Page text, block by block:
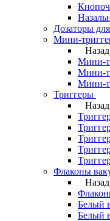
Дозаторы
Мини-
Назад
Мини-
Мини-
Мини-
Триггеры
Назад
Флаконы
Назад
Белый
Белый